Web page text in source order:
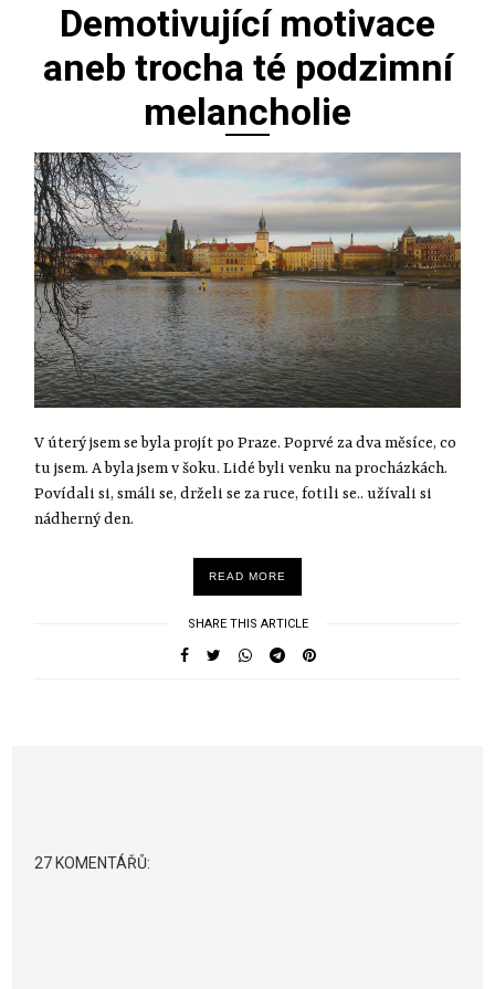
Demotivující motivace
aneb trocha té podzimní
melancholie
V úterý jsem se byla projít po Praze. Poprvé za dva měsíce, co
tu jsem. A byla jsem v šoku. Lidé byli venku na procházkách.
Povídali si, smáli se, drželi se za ruce, fotili se.. užívali si
nádherný den.
READ MORE
SHARE THIS ARTICLE
27 KOMENTÁŘŮ: